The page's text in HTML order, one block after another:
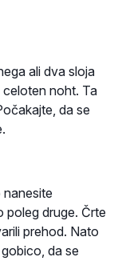
ali dva sloja
noht. Ta
da se
poleg druge. Črte
prehod. Nato
da se